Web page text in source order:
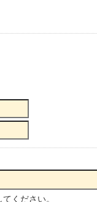
ください。